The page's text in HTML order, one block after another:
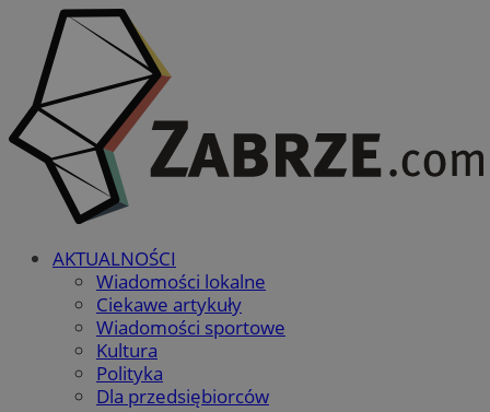
AKTUALNOŚCI
Wiadomości lokalne
Ciekawe artykuły
Wiadomości sportowe
Kultura
Polityka
Dla przedsiębiorców